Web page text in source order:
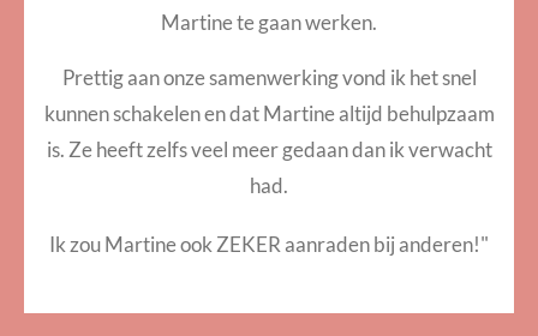
Martine te gaan werken.
Prettig aan onze samenwerking vond ik het snel
kunnen schakelen en dat Martine altijd behulpzaam
is. Ze heeft zelfs veel meer gedaan dan ik verwacht
had.
Ik zou Martine ook ZEKER aanraden bij anderen!"